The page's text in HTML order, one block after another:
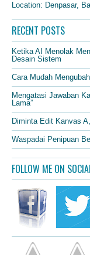
Location: Denpasar,
RECENT POSTS
Ketika AI Menolak
Desain Sistem
Cara Mudah
Mengatasi Jawaban
Lama”
Diminta Edit Kanvas
Waspadai Penipuan
FOLLOW ME ON